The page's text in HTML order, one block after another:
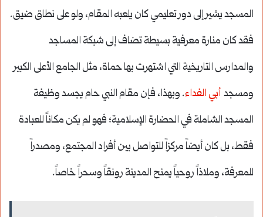
المسجد يشير إلى دور تعليمي كان يلعبه المقام، ولو على نطاق ضيق.
فقد كان منارة معرفية بسيطة تضاف إلى شبكة المساجد
والمدارس التاريخية التي اشتهرت بها حماة، مثل الجامع الأعلى الكبير
ومسجد أبي الفداء. وبهذا، فإن مقام النبي حام يجسد وظيفة
المسجد الشاملة في الحضارة الإسلامية؛ فهو لم يكن مكاناً للعبادة
فقط، بل كان أيضاً مركزاً للتواصل بين أفراد المجتمع، ومصدراً
للمعرفة، وملاذاً روحياً يمنح المدينة رونقاً وسحراً خاصاً.